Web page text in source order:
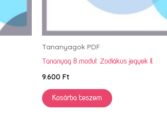
Tananyagok PDF
Tananyag 8.modul: Zodiákus jegyek II.
9.600 Ft
Kosárba teszem